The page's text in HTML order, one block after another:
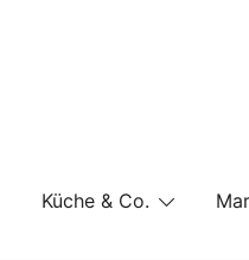
Küche & Co.